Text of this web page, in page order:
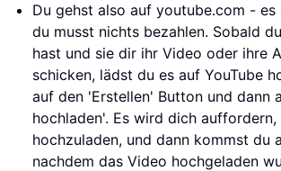
Du gehst also auf youtube.com -
du musst nichts bezahlen. Sobald
hast und sie dir ihr Video oder ihre
schicken, lädst du es auf YouTube
auf den 'Erstellen' Button und dann
hochladen'. Es wird dich auffordern,
hochzuladen, und dann kommst du
nachdem das Video hochgeladen